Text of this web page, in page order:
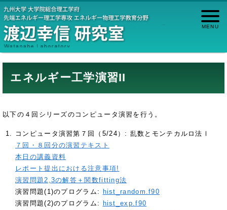
エネルギー工学演習II
以下の４回シリーズのコンピュータ演習を行う。
コンピュータ演習第７回（5/24）: 乱数とモンテカルロ法Ⅰ
７回・８回分の演習テキスト
本日の講義資料
レポート提出における注意事項!
演習問題2,3の解答＋関数fitting法
演習問題(1)のプログラム: hist_random.f90
演習問題(2)のプログラム: hist_exp.f90